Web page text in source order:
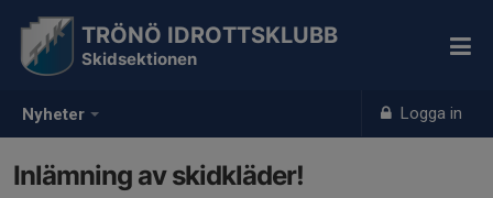
Nyheter Logga in
TRÖNÖ IDROTTSKLUBB
Skidsektionen
Inlämning av skidkläder!